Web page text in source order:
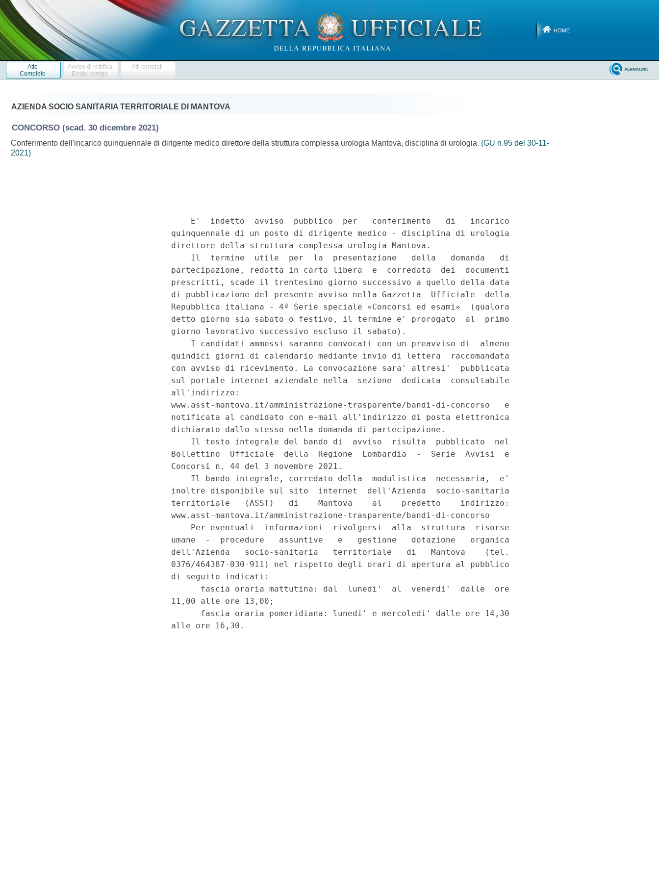
HOME
Atto
Completo
Avviso di rettifica
Errata corrige
Atti correlati PERMALINK
AZIENDA SOCIO SANITARIA TERRITORIALE DI MANTOVA
CONCORSO (scad. 30 dicembre 2021)
Conferimento dell'incarico quinquennale di dirigente medico direttore della struttura complessa urologia Mantova, disciplina di urologia. (GU n.95 del 30-11-
2021)